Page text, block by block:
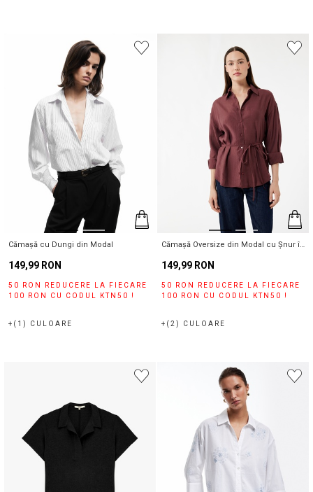
Cămașă cu Dungi din Modal
149,99 RON
50 RON REDUCERE LA FIECARE
100 RON CU CODUL KTN50 !
+(1) CULOARE
Cămașă Oversize din Modal cu Șnur în
149,99 RON
50 RON REDUCERE LA FIECARE
100 RON CU CODUL KTN50 !
+(2) CULOARE